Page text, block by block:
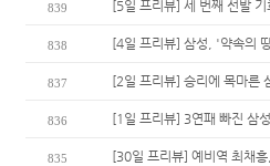
839 [5일 프리뷰] 세 번째 선발
838 [4일 프리뷰] 삼성, '약속의
837 [2일 프리뷰] 승리에 목마른
836 [1일 프리뷰] 3연패 빠진 삼
835 [30일 프리뷰] 예비역 최채